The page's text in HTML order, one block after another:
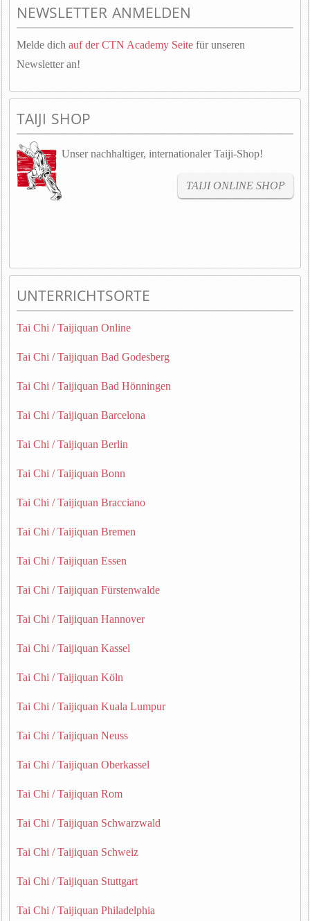
NEWSLETTER ANMELDEN
Melde dich auf der CTN Academy Seite für unseren
Newsletter an!
TAIJI SHOP
Unser nachhaltiger, internationaler Taiji-Shop!
TAIJI ONLINE SHOP
UNTERRICHTSORTE
Tai Chi / Taijiquan Online
Tai Chi / Taijiquan Bad Godesberg
Tai Chi / Taijiquan Bad Hönningen
Tai Chi / Taijiquan Barcelona
Tai Chi / Taijiquan Berlin
Tai Chi / Taijiquan Bonn
Tai Chi / Taijiquan Bracciano
Tai Chi / Taijiquan Bremen
Tai Chi / Taijiquan Essen
Tai Chi / Taijiquan Fürstenwalde
Tai Chi / Taijiquan Hannover
Tai Chi / Taijiquan Kassel
Tai Chi / Taijiquan Köln
Tai Chi / Taijiquan Kuala Lumpur
Tai Chi / Taijiquan Neuss
Tai Chi / Taijiquan Oberkassel
Tai Chi / Taijiquan Rom
Tai Chi / Taijiquan Schwarzwald
Tai Chi / Taijiquan Schweiz
Tai Chi / Taijiquan Stuttgart
Tai Chi / Taijiquan Philadelphia